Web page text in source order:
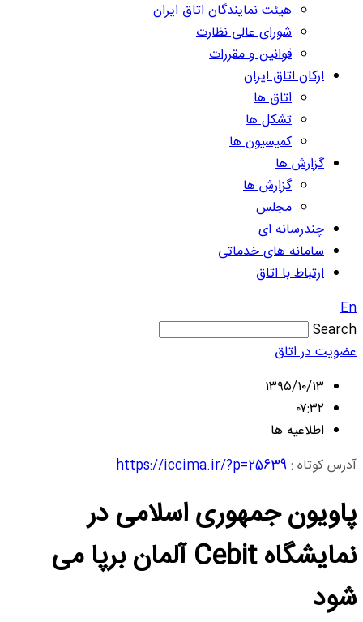
هیئت نمایندگان اتاق ایران
شورای عالی نظارت
قوانین و مقررات
ارکان اتاق ایران
اتاق ها
تشکل ها
کمیسیون ها
گزارش ها
گزارش ها
مجلس
چندرسانه ای
سامانه های خدماتی
ارتباط با اتاق
En
Search
عضویت در اتاق
۱۳۹۵/۱۰/۱۳
۰۷:۳۲
اطلاعیه ها
آدرس کوتاه :https://iccima.ir/?p=25639
پاویون جمهوری اسلامی در
نمایشگاه Cebit آلمان برپا می
شود